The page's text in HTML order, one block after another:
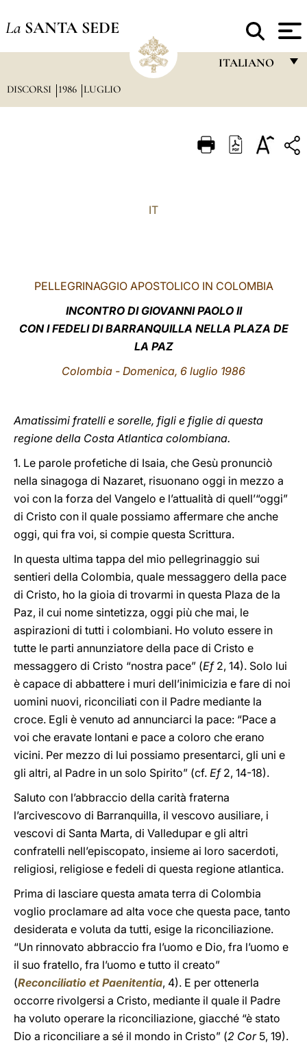
La SANTA SEDE
ITALIANO
ITALIANO
中文
LATINE
DISCORSI 1986 LUGLIO
IT
PELLEGRINAGGIO APOSTOLICO IN COLOMBIA
INCONTRO DI GIOVANNI PAOLO II
CON I FEDELI DI BARRANQUILLA NELLA PLAZA DE
LA PAZ
Colombia - Domenica, 6 luglio 1986
Amatissimi fratelli e sorelle, figli e figlie di questa
regione della Costa Atlantica colombiana.
1. Le parole profetiche di Isaia, che Gesù pronunciò
nella sinagoga di Nazaret, risuonano oggi in mezzo a
voi con la forza del Vangelo e l’attualità di quell’“oggi”
di Cristo con il quale possiamo affermare che anche
oggi, qui fra voi, si compie questa Scrittura.
In questa ultima tappa del mio pellegrinaggio sui
sentieri della Colombia, quale messaggero della pace
di Cristo, ho la gioia di trovarmi in questa Plaza de la
Paz, il cui nome sintetizza, oggi più che mai, le
aspirazioni di tutti i colombiani. Ho voluto essere in
tutte le parti annunziatore della pace di Cristo e
messaggero di Cristo “nostra pace” (Ef2, 14). Solo lui
è capace di abbattere i muri dell’inimicizia e fare di noi
uomini nuovi, riconciliati con il Padre mediante la
croce. Egli è venuto ad annunciarci la pace: “Pace a
voi che eravate lontani e pace a coloro che erano
vicini. Per mezzo di lui possiamo presentarci, gli uni e
gli altri, al Padre in un solo Spirito” (cf. Ef2, 14-18).
Saluto con l’abbraccio della carità fraterna
l’arcivescovo di Barranquilla, il vescovo ausiliare, i
vescovi di Santa Marta, di Valledupar e gli altri
confratelli nell’episcopato, insieme ai loro sacerdoti,
religiosi, religiose e fedeli di questa regione atlantica.
Prima di lasciare questa amata terra di Colombia
voglio proclamare ad alta voce che questa pace, tanto
desiderata e voluta da tutti, esige la riconciliazione.
“Un rinnovato abbraccio fra l’uomo e Dio, fra l’uomo e
il suo fratello, fra l’uomo e tutto il creato”
(Reconciliatio et Paenitentia, 4). E per ottenerla
occorre rivolgersi a Cristo, mediante il quale il Padre
ha voluto operare la riconciliazione, giacché “è stato
Dio a riconciliare a sé il mondo in Cristo” (2 Cor5, 19).